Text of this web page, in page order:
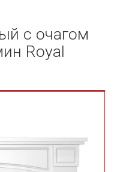
с очагом
Royal